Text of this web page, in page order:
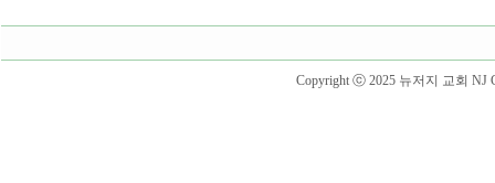
Copyright ⓒ 2025 뉴저지 교회 NJ